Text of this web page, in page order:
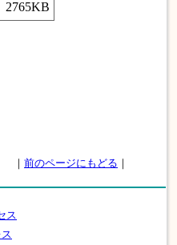
2765KB
｜ 前のページにもどる ｜
ス